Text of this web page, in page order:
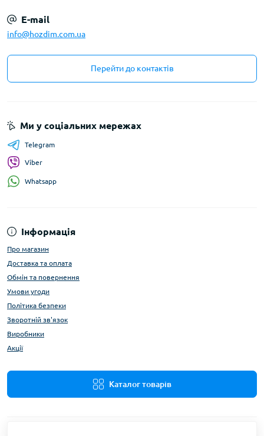
E-mail
info@hozdim.com.ua
Перейти до контактів
Інформація
Про магазин
Доставка та оплата
Обмін та повернення
Умови угоди
Політика безпеки
Зворотній зв'язок
Виробники
Акції
Каталог товарів
Ми у соціальних мережах
Telegram
Viber
Whatsapp